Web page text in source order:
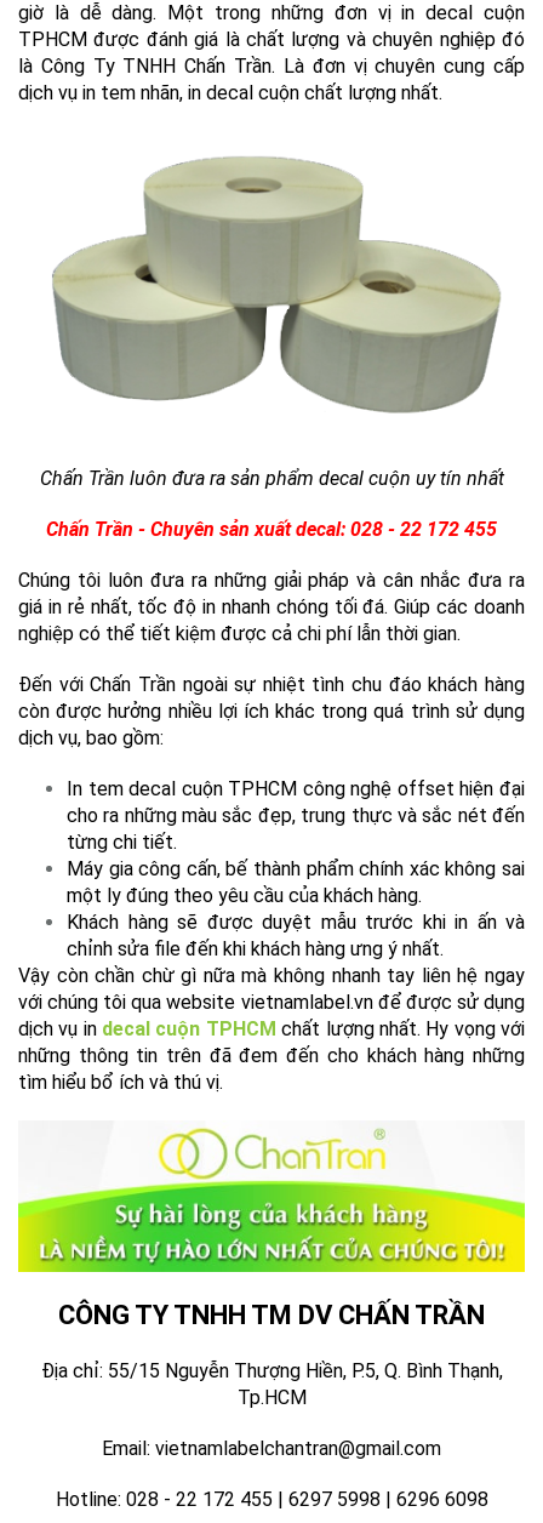
giờ là dễ dàng. Một trong những đơn vị in decal cuộn
TPHCM được đánh giá là chất lượng và chuyên nghiệp đó
là Công Ty TNHH Chấn Trần. Là đơn vị chuyên cung cấp
dịch vụ in tem nhãn, in decal cuộn chất lượng nhất.
Chấn Trần luôn đưa ra sản phẩm decal cuộn uy tín nhất
Chấn Trần - Chuyên sản xuất decal: 028 - 22 172 455
Chúng tôi luôn đưa ra những giải pháp và cân nhắc đưa ra
giá in rẻ nhất, tốc độ in nhanh chóng tối đá. Giúp các doanh
nghiệp có thể tiết kiệm được cả chi phí lẫn thời gian.
Đến với Chấn Trần ngoài sự nhiệt tình chu đáo khách hàng
còn được hưởng nhiều lợi ích khác trong quá trình sử dụng
dịch vụ, bao gồm:
In tem decal cuộn TPHCM công nghệ offset hiện đại
cho ra những màu sắc đẹp, trung thực và sắc nét đến
từng chi tiết.
Máy gia công cấn, bế thành phẩm chính xác không sai
một ly đúng theo yêu cầu của khách hàng.
Khách hàng sẽ được duyệt mẫu trước khi in ấn và
chỉnh sửa file đến khi khách hàng ưng ý nhất.
Vậy còn chần chừ gì nữa mà không nhanh tay liên hệ ngay
với chúng tôi qua website vietnamlabel.vn để được sử dụng
dịch vụ in decal cuộn TPHCM chất lượng nhất. Hy vọng với
những thông tin trên đã đem đến cho khách hàng những
tìm hiểu bổ ích và thú vị.
CÔNG TY TNHH TM DV CHẤN TRẦN
Địa chỉ: 55/15 Nguyễn Thượng Hiền, P.5, Q. Bình Thạnh,
Tp.HCM
Email: vietnamlabelchantran@gmail.com
Hotline: 028 - 22 172 455 | 6297 5998 | 6296 6098